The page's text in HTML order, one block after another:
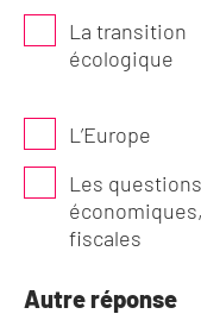
La transition
écologique
L’Europe
Les questions
économiques,
fiscales
Autre réponse